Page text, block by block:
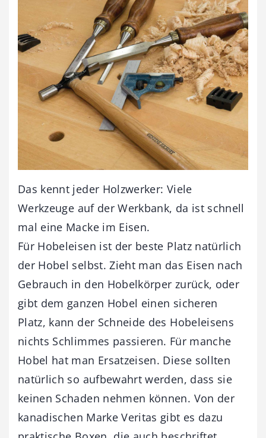
Das kennt jeder Holzwerker: Viele
Werkzeuge auf der Werkbank, da ist schnell
mal eine Macke im Eisen.
Für Hobeleisen ist der beste Platz natürlich
der Hobel selbst. Zieht man das Eisen nach
Gebrauch in den Hobelkörper zurück, oder
gibt dem ganzen Hobel einen sicheren
Platz, kann der Schneide des Hobeleisens
nichts Schlimmes passieren. Für manche
Hobel hat man Ersatzeisen. Diese sollten
natürlich so aufbewahrt werden, dass sie
keinen Schaden nehmen können. Von der
kanadischen Marke Veritas gibt es dazu